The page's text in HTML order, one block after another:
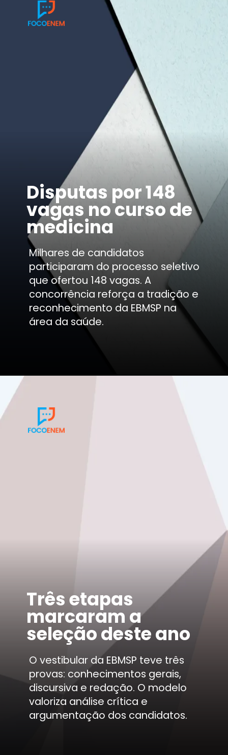
Milhares de candidatos
participaram do processo seletivo
que ofertou 148 vagas. A
concorrência reforça a tradição e
reconhecimento da EBMSP na
área da saúde.
Disputas por 148
vagas no curso de
medicina
O vestibular da EBMSP teve três
provas: conhecimentos gerais,
discursiva e redação. O modelo
valoriza análise crítica e
argumentação dos candidatos.
Três etapas
marcaram a
seleção deste ano